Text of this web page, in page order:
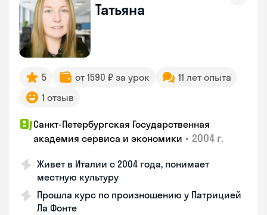
Татьяна
5 от 1590 ₽ за урок
11 лет опыта
1 отзыв
Санкт-Петербургская Государственная
академия сервиса и экономики • 2004 г.
Живет в Италии с 2004 года, понимает
местную культуру
Прошла курс по произношению у Патрицией
Ла Фонте